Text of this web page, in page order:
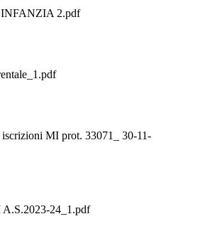
2.pdf
MI prot. 33071_ 30-11-
24_1.pdf